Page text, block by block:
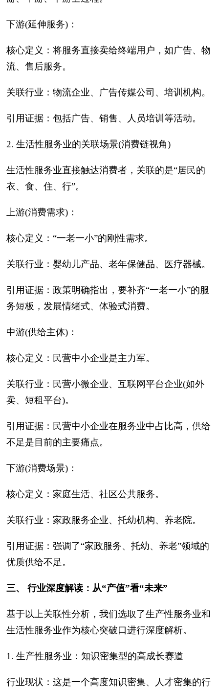
下游(延伸服务)‍：
核心定义：将服务直接卖给终端用户，如广告、物
流、售后服务。
关联行业：物流企业、广告传媒公司、培训机构。
引用证据：包括广告、销售、人员培训等活动。
2. 生活性服务业的关联场景(消费链视角)‍
生活性服务业直接触达消费者，关联的是‍“居民的
衣、食、住、行”‍。
上游(消费需求)‍：
核心定义：‍“一老一小”‍的刚性需求。
关联行业：婴幼儿产品、老年保健品、医疗器械。
引用证据：政策明确指出，要补齐“一老一小”的服
务短板，发展情绪式、体验式消费。
中游(供给主体)‍：
核心定义：民营中小企业是主力军。
关联行业：民营小微企业、互联网平台企业(如外
卖、短租平台)。
引用证据：民营中小企业在服务业中占比高，供给
不足是目前的主要痛点。
下游(消费场景)‍：
核心定义：家庭生活、社区公共服务。
关联行业：家政服务企业、托幼机构、养老院。
引用证据：强调了“家政服务、托幼、养老”领域的
优质供给不足。
三、 行业深度解读：从“产值”看“未来”‍
基于以上关联性分析，我们选取了生产性服务业和
生活性服务业作为核心突破口进行深度解析。
1. 生产性服务业：知识密集型的高成长赛道
行业现状：这是一个高度知识密集、人才密集的行